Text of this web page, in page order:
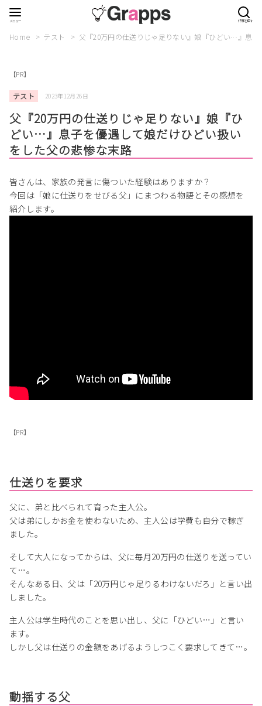
Home テスト 父『20万円の仕送りじゃ足りない』娘『ひどい…』息
【PR】
テスト 2023年12月26日
父『20万円の仕送りじゃ足りない』娘『ひ
どい…』息子を優遇して娘だけひどい扱い
をした父の悲惨な末路
皆さんは、家族の発言に傷ついた経験はありますか？
今回は「娘に仕送りをせびる父」にまつわる物語とその感想を
紹介します。
【PR】
仕送りを要求
父に、弟と比べられて育った主人公。
父は弟にしかお金を使わないため、主人公は学費も自分で稼ぎ
ました。
そして大人になってからは、父に毎月20万円の仕送りを送ってい
て…。
そんなある日、父は「20万円じゃ足りるわけないだろ」と言い出
しました。
主人公は学生時代のことを思い出し、父に「ひどい…」と言い
ます。
しかし父は仕送りの金額をあげるようしつこく要求してきて…。
動揺する父